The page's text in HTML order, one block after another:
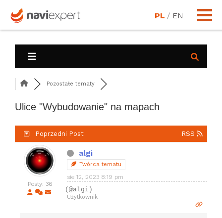
PL / EN
Pozostałe tematy
Ulice "Wybudowanie" na mapach
Poprzedni Post RSS
Posty: 36
algi
Twórca tematu
sie 12, 2023 8:19 pm
(@algi)
Użytkownik